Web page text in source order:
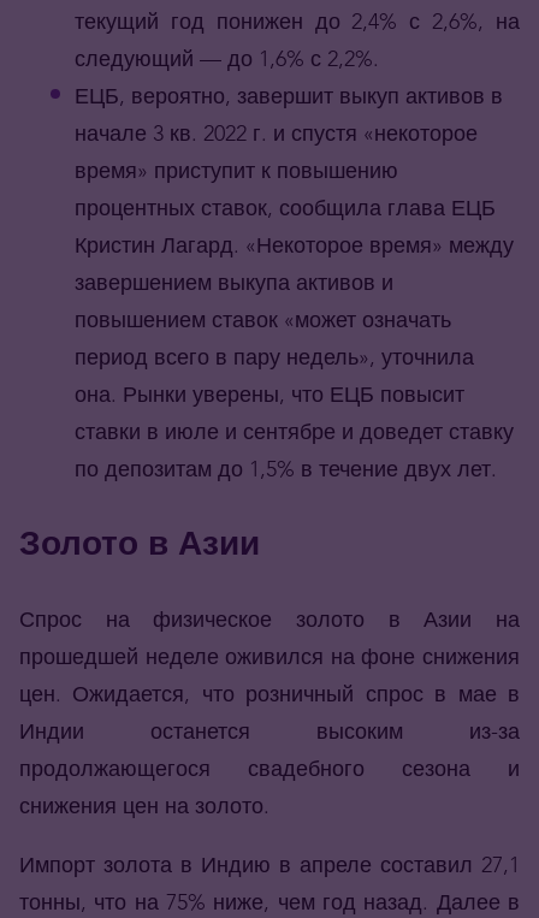
текущий год понижен до 2,4% с 2,6%, на
следующий — до 1,6% с 2,2%.
ЕЦБ, вероятно, завершит выкуп активов в
начале 3 кв. 2022 г. и спустя «некоторое
время» приступит к повышению
процентных ставок, сообщила глава ЕЦБ
Кристин Лагард. «Некоторое время» между
завершением выкупа активов и
повышением ставок «может означать
период всего в пару недель», уточнила
она. Рынки уверены, что ЕЦБ повысит
ставки в июле и сентябре и доведет ставку
по депозитам до 1,5% в течение двух лет.
Золото в Азии
Спрос на физическое золото в Азии на
прошедшей неделе оживился на фоне снижения
цен. Ожидается, что розничный спрос в мае в
Индии останется высоким из-за
продолжающегося свадебного сезона и
снижения цен на золото.
Импорт золота в Индию в апреле составил 27,1
тонны, что на 75% ниже, чем год назад. Далее в